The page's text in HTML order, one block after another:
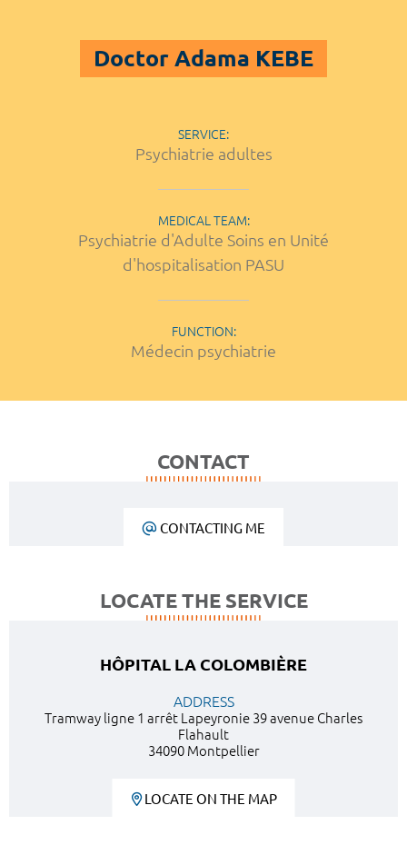
Doctor Adama KEBE
SERVICE:
Psychiatrie adultes
MEDICAL TEAM:
Psychiatrie d'Adulte Soins en Unité
d'hospitalisation PASU
FUNCTION:
Médecin psychiatrie
CONTACT
CONTACTING ME
LOCATE THE SERVICE
HÔPITAL LA COLOMBIÈRE
ADDRESS
Tramway ligne 1 arrêt Lapeyronie 39 avenue Charles
Flahault
34090 Montpellier
LOCATE ON THE MAP